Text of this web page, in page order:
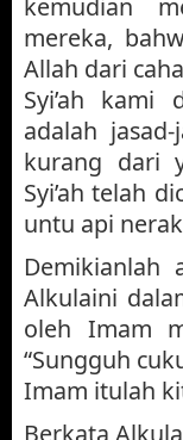
kemudian
mereka,
Allah dari
Syi’ah kami
adalah
kurang dari
Syi’ah telah
untu api
Demikianlah
Alkulaini
oleh Imam
“Sungguh
Imam itulah
Berkata